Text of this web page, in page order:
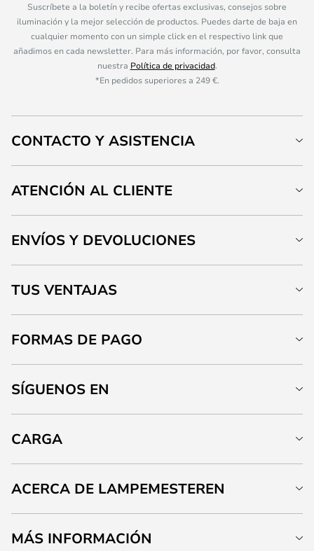
Suscríbete a la boletín y recibe ofertas exclusivas, consejos sobre
iluminación y la mejor selección de productos. Puedes darte de baja en
cualquier momento con un simple click en el respectivo link que
añadimos en cada newsletter. Para más información, por favor, consulta
nuestra Política de privacidad.
*En pedidos superiores a 249 €.
CONTACTO Y ASISTENCIA
ATENCIÓN AL CLIENTE
ENVÍOS Y DEVOLUCIONES
TUS VENTAJAS
FORMAS DE PAGO
SÍGUENOS EN
CARGA
ACERCA DE LAMPEMESTEREN
MÁS INFORMACIÓN